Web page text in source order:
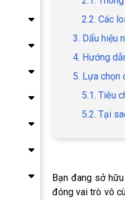
2.2. Các
3. Dấu hiệu
4. Hướng
5. Lựa chọn
5.1. Tiêu
5.2. Tại
Bạn đang sở
đóng vai trò vô